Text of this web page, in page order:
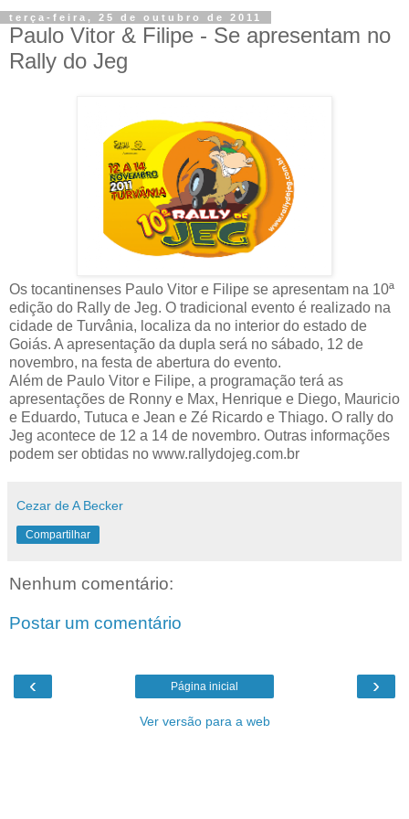
terça-feira, 25 de outubro de 2011
Paulo Vitor & Filipe - Se apresentam no
Os tocantinenses Paulo Vitor e Filipe se apresentam na 10ª
edição do Rally de Jeg. O tradicional evento é realizado na
cidade de Turvânia, localiza da no interior do estado de
Goiás. A apresentação da dupla será no sábado, 12 de
novembro, na festa de abertura do evento.
Além de Paulo Vitor e Filipe, a programação terá as
apresentações de Ronny e Max, Henrique e Diego, Mauricio
e Eduardo, Tutuca e Jean e Zé Ricardo e Thiago. O rally do
Jeg acontece de 12 a 14 de novembro. Outras informações
podem ser obtidas no www.rallydojeg.com.br
Cezar de A Becker
Compartilhar
Nenhum comentário:
Postar um comentário
‹ ›
Página inicial
Ver versão para a web